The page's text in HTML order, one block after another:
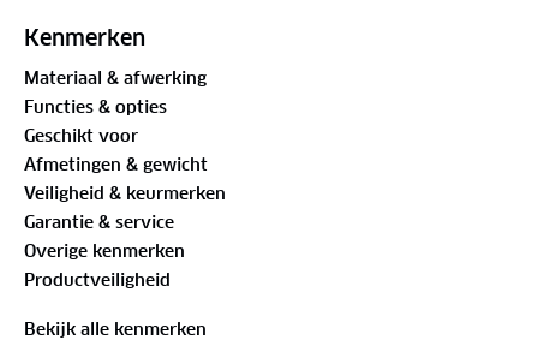
zijn bedoeld voor het meenemen van geschikte
fietsendrager. De Menabo Omega staal is een
praktische keuze wanneer je een functionele stalen
dakdragerset zoekt.
Accessoires bevestig je met een U-beugel of
klauwbevestiging, mits deze geschikt is voor de
breedte van de drager. De Menabo Omega staal
heeft geen T-track, waardoor accessoires met alleen
een T-track adapter niet direct op deze dragers
Kenmerken
Materiaal & afwerking
Functies & opties
Geschikt voor
Afmetingen & gewicht
Veiligheid & keurmerken
Garantie & service
Overige kenmerken
Productveiligheid
Bekijk alle kenmerken